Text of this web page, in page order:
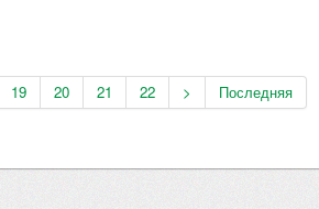
19 20 21 22 > Последняя